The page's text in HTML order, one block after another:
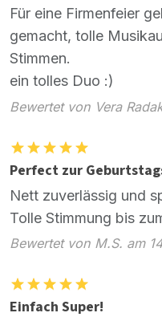
Für eine Firmenfeier
gemacht, tolle
Stimmen.
ein tolles Duo :)
Bewertet von Vera
Perfect zur
Nett zuverlässig und
Tolle Stimmung bis
Bewertet von M.S. am
Einfach Super!